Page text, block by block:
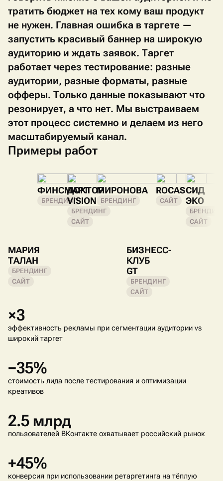
тратить бюджет на тех кому ваш продукт
не нужен. Главная ошибка в таргете —
запустить красивый баннер на широкую
аудиторию и ждать заявок. Таргет
работает через тестирование: разные
аудитории, разные форматы, разные
офферы. Только данные показывают что
резонирует, а что нет. Мы выстраиваем
этот процесс системно и делаем из него
масштабируемый канал.
Примеры работ
МАРИЯ
ТАЛАН
БРЕНДИНГ
САЙТ
ФИНСМАРТ
БРЕНДИНГ
ДОКТОР
VISION
БРЕНДИНГ
САЙТ
МИРОНОВА
БРЕНДИНГ
БИЗНЕСС-
КЛУБ
GT
БРЕНДИНГ
САЙТ
ROCAS
САЙТ
СИД
ЭКО
САЙТ
×3
эффективность рекламы при сегментации аудитории vs
широкий таргет
−35%
стоимость лида после тестирования и оптимизации
креативов
2.5 млрд
пользователей ВКонтакте охватывает российский рынок
+45%
конверсия при использовании ретаргетинга на тёплую